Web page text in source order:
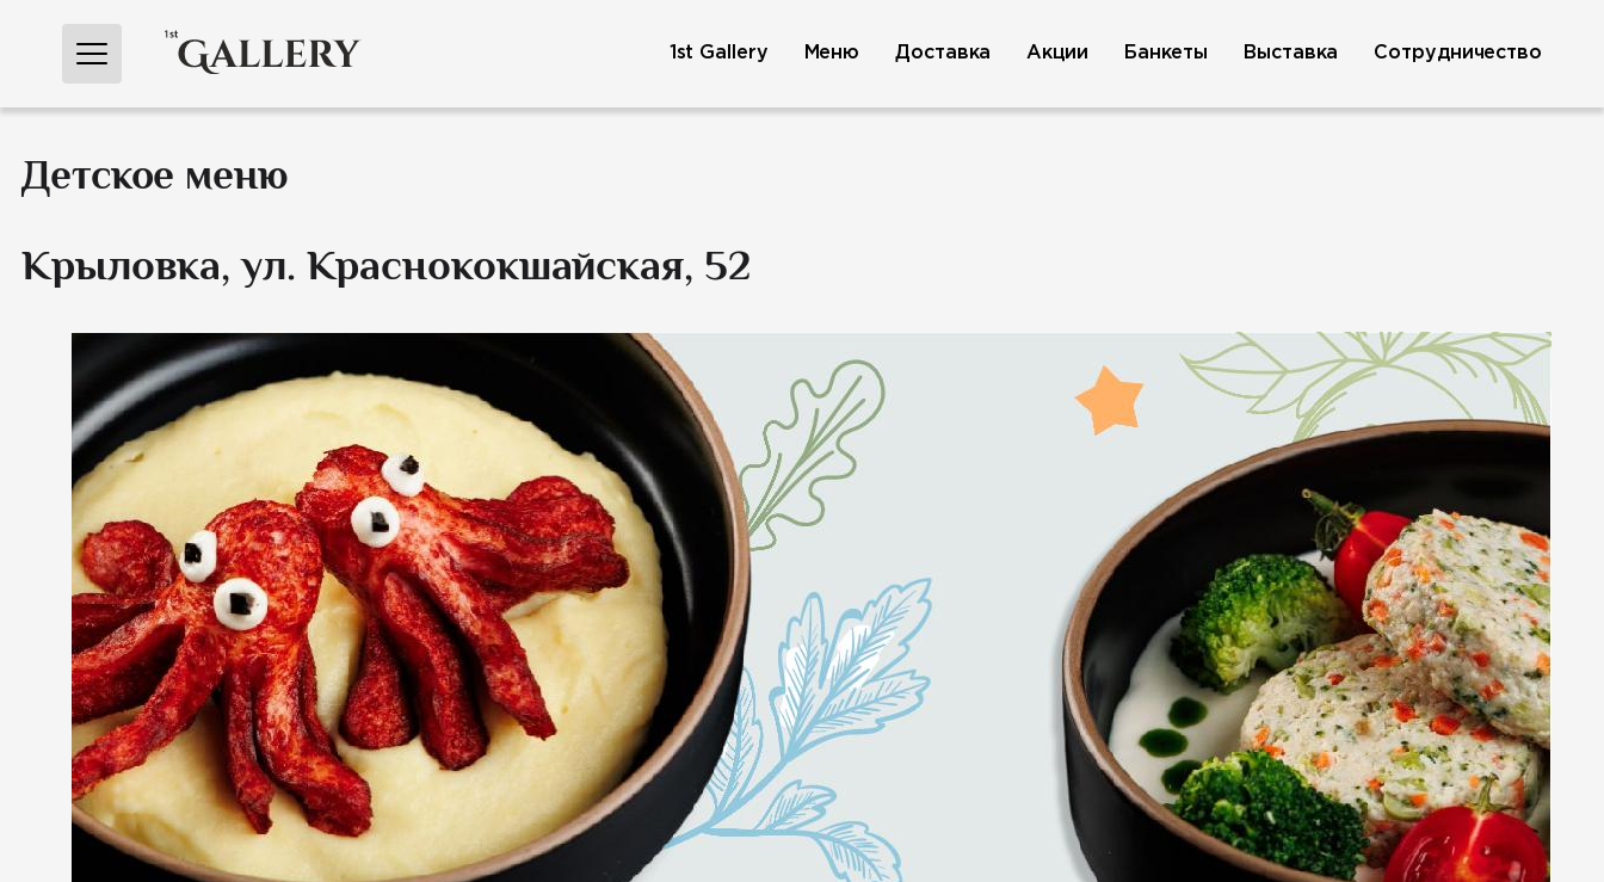
Детское меню
Крыловка, ул. Краснококшайская, 52
1st Gallery Выставка
Доставка Сотрудничество
Меню Акции Банкеты